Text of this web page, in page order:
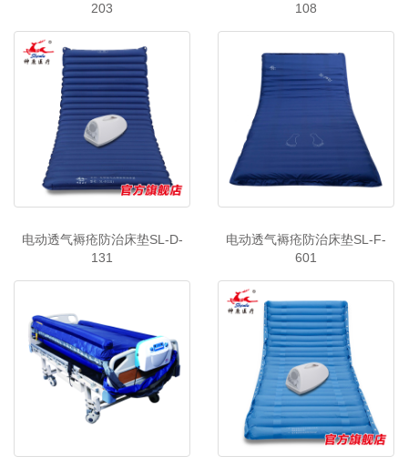
203
108
电动透气褥疮防治床垫SL-D-
131
电动透气褥疮防治床垫SL-F-
601